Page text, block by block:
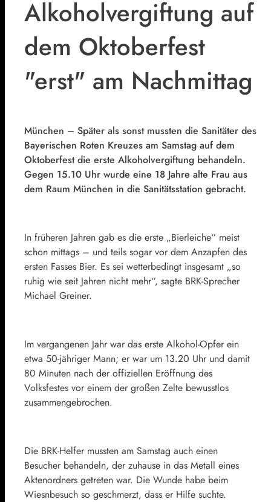
Alkoholvergiftung auf
dem Oktoberfest
"erst" am Nachmittag
München – Später als sonst mussten die Sanitäter des
Bayerischen Roten Kreuzes am Samstag auf dem
Oktoberfest die erste Alkoholvergiftung behandeln.
Gegen 15.10 Uhr wurde eine 18 Jahre alte Frau aus
dem Raum München in die Sanitätsstation gebracht.
In früheren Jahren gab es die erste „Bierleiche“ meist
schon mittags – und teils sogar vor dem Anzapfen des
ersten Fasses Bier. Es sei wetterbedingt insgesamt „so
ruhig wie seit Jahren nicht mehr“, sagte BRK-Sprecher
Michael Greiner.
Im vergangenen Jahr war das erste Alkohol-Opfer ein
etwa 50-jähriger Mann; er war um 13.20 Uhr und damit
80 Minuten nach der offiziellen Eröffnung des
Volksfestes vor einem der großen Zelte bewusstlos
zusammengebrochen.
Die BRK-Helfer mussten am Samstag auch einen
Besucher behandeln, der zuhause in das Metall eines
Aktenordners getreten war. Die Wunde habe beim
Wiesnbesuch so geschmerzt, dass er Hilfe suchte.